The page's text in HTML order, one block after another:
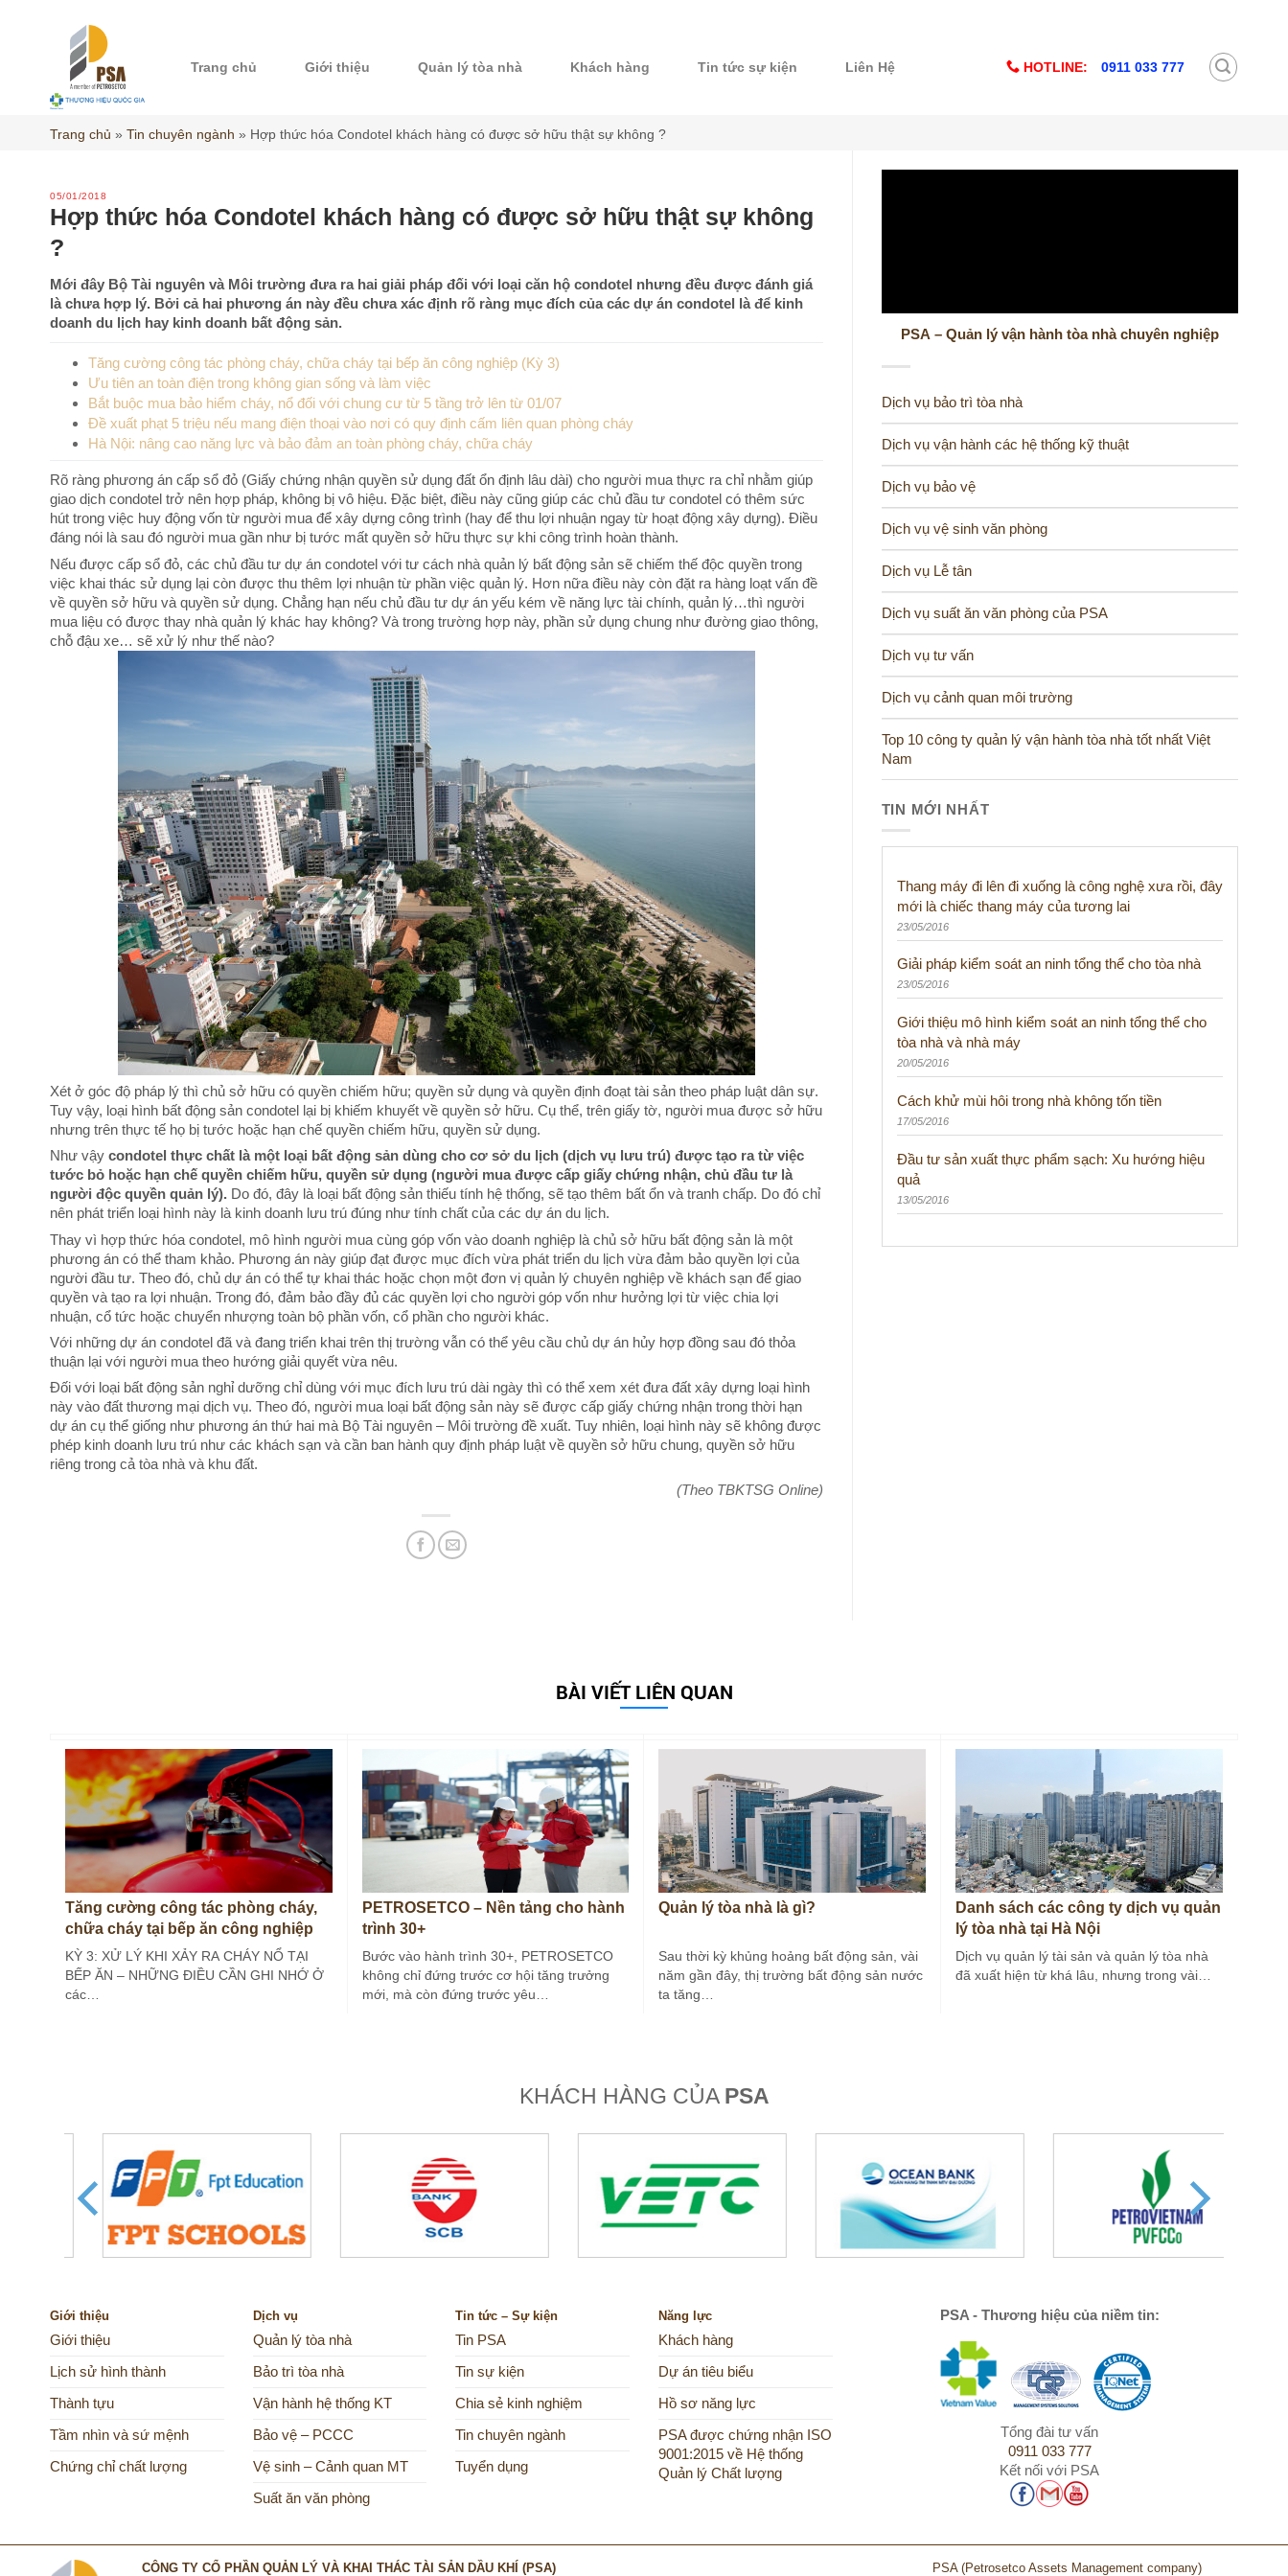
Trang chủ Giới thiệu Quản lý tòa nhà Khách hàng Tin tức sự kiện Liên Hệ HOTLINE: 0911 033 777
Trang chủ » Tin chuyên ngành » Hợp thức hóa Condotel khách hàng có được sở hữu thật sự không ?
05/01/2018
Hợp thức hóa Condotel khách hàng có được sở hữu thật sự không
?
Mới đây Bộ Tài nguyên và Môi trường đưa ra hai giải pháp đối với loại căn hộ condotel nhưng đều được đánh giá
là chưa hợp lý. Bởi cả hai phương án này đều chưa xác định rõ ràng mục đích của các dự án condotel là để kinh
doanh du lịch hay kinh doanh bất động sản.
Tăng cường công tác phòng cháy, chữa cháy tại bếp ăn công nghiệp (Kỳ 3)
Ưu tiên an toàn điện trong không gian sống và làm việc
Bắt buộc mua bảo hiểm cháy, nổ đối với chung cư từ 5 tầng trở lên từ 01/07
Đề xuất phạt 5 triệu nếu mang điện thoại vào nơi có quy định cấm liên quan phòng cháy
Hà Nội: nâng cao năng lực và bảo đảm an toàn phòng cháy, chữa cháy
Rõ ràng phương án cấp sổ đỏ (Giấy chứng nhận quyền sử dụng đất ổn định lâu dài) cho người mua thực ra chỉ nhằm giúp
giao dịch condotel trở nên hợp pháp, không bị vô hiệu. Đặc biệt, điều này cũng giúp các chủ đầu tư condotel có thêm sức
hút trong việc huy động vốn từ người mua để xây dựng công trình (hay để thu lợi nhuận ngay từ hoạt động xây dựng). Điều
đáng nói là sau đó người mua gần như bị tước mất quyền sở hữu thực sự khi công trình hoàn thành.
Nếu được cấp sổ đỏ, các chủ đầu tư dự án condotel với tư cách nhà quản lý bất động sản sẽ chiếm thế độc quyền trong
việc khai thác sử dụng lại còn được thu thêm lợi nhuận từ phần việc quản lý. Hơn nữa điều này còn đặt ra hàng loạt vấn đề
về quyền sở hữu và quyền sử dụng. Chẳng hạn nếu chủ đầu tư dự án yếu kém về năng lực tài chính, quản lý…thì người
mua liệu có được thay nhà quản lý khác hay không? Và trong trường hợp này, phần sử dụng chung như đường giao thông,
chỗ đậu xe… sẽ xử lý như thế nào?
Xét ở góc độ pháp lý thì chủ sở hữu có quyền chiếm hữu; quyền sử dụng và quyền định đoạt tài sản theo pháp luật dân sự.
Tuy vậy, loại hình bất động sản condotel lại bị khiếm khuyết về quyền sở hữu. Cụ thể, trên giấy tờ, người mua được sở hữu
nhưng trên thực tế họ bị tước hoặc hạn chế quyền chiếm hữu, quyền sử dụng.
Như vậy condotel thực chất là một loại bất động sản dùng cho cơ sở du lịch (dịch vụ lưu trú) được tạo ra từ việc
tước bỏ hoặc hạn chế quyền chiếm hữu, quyền sử dụng (người mua được cấp giấy chứng nhận, chủ đầu tư là
người độc quyền quản lý). Do đó, đây là loại bất động sản thiếu tính hệ thống, sẽ tạo thêm bất ổn và tranh chấp. Do đó chỉ
nên phát triển loại hình này là kinh doanh lưu trú đúng như tính chất của các dự án du lịch.
Thay vì hợp thức hóa condotel, mô hình người mua cùng góp vốn vào doanh nghiệp là chủ sở hữu bất động sản là một
phương án có thể tham khảo. Phương án này giúp đạt được mục đích vừa phát triển du lịch vừa đảm bảo quyền lợi của
người đầu tư. Theo đó, chủ dự án có thể tự khai thác hoặc chọn một đơn vị quản lý chuyên nghiệp về khách sạn để giao
quyền và tạo ra lợi nhuận. Trong đó, đảm bảo đầy đủ các quyền lợi cho người góp vốn như hưởng lợi từ việc chia lợi
nhuận, cổ tức hoặc chuyển nhượng toàn bộ phần vốn, cổ phần cho người khác.
Với những dự án condotel đã và đang triển khai trên thị trường vẫn có thể yêu cầu chủ dự án hủy hợp đồng sau đó thỏa
thuận lại với người mua theo hướng giải quyết vừa nêu.
Đối với loại bất động sản nghỉ dưỡng chỉ dùng với mục đích lưu trú dài ngày thì có thể xem xét đưa đất xây dựng loại hình
này vào đất thương mại dịch vụ. Theo đó, người mua loại bất động sản này sẽ được cấp giấy chứng nhận trong thời hạn
dự án cụ thể giống như phương án thứ hai mà Bộ Tài nguyên – Môi trường đề xuất. Tuy nhiên, loại hình này sẽ không được
phép kinh doanh lưu trú như các khách sạn và cần ban hành quy định pháp luật về quyền sở hữu chung, quyền sở hữu
riêng trong cả tòa nhà và khu đất.
(Theo TBKTSG Online)
PSA – Quản lý vận hành tòa nhà chuyên nghiệp
Dịch vụ bảo trì tòa nhà
Dịch vụ vận hành các hệ thống kỹ thuật
Dịch vụ bảo vệ
Dịch vụ vệ sinh văn phòng
Dịch vụ Lễ tân
Dịch vụ suất ăn văn phòng của PSA
Dịch vụ tư vấn
Dịch vụ cảnh quan môi trường
Top 10 công ty quản lý vận hành tòa nhà tốt nhất Việt
Nam
TIN MỚI NHẤT
Thang máy đi lên đi xuống là công nghệ xưa rồi, đây
mới là chiếc thang máy của tương lai
23/05/2016
Giải pháp kiểm soát an ninh tổng thể cho tòa nhà
23/05/2016
Giới thiệu mô hình kiểm soát an ninh tổng thể cho
tòa nhà và nhà máy
20/05/2016
Cách khử mùi hôi trong nhà không tốn tiền
17/05/2016
Đầu tư sản xuất thực phẩm sạch: Xu hướng hiệu
quả
13/05/2016
BÀI VIẾT LIÊN QUAN
Tăng cường công tác phòng cháy,
chữa cháy tại bếp ăn công nghiệp
(Kỳ 3)
KỲ 3: XỬ LÝ KHI XẢY RA CHÁY NỔ TẠI
BẾP ĂN – NHỮNG ĐIỀU CẦN GHI NHỚ Ở
các…
PETROSETCO – Nền tảng cho hành
trình 30+
Bước vào hành trình 30+, PETROSETCO
không chỉ đứng trước cơ hội tăng trưởng
mới, mà còn đứng trước yêu…
Quản lý tòa nhà là gì?
Sau thời kỳ khủng hoảng bất động sản, vài
năm gần đây, thị trường bất động sản nước
ta tăng…
Danh sách các công ty dịch vụ quản
lý tòa nhà tại Hà Nội
Dịch vụ quản lý tài sản và quản lý tòa nhà
đã xuất hiện từ khá lâu, nhưng trong vài…
KHÁCH HÀNG CỦA PSA
Giới thiệu
Giới thiệu
Lịch sử hình thành
Thành tựu
Tầm nhìn và sứ mệnh
Chứng chỉ chất lượng
Dịch vụ
Quản lý tòa nhà
Bảo trì tòa nhà
Vận hành hệ thống KT
Bảo vệ – PCCC
Vệ sinh – Cảnh quan MT
Suất ăn văn phòng
Tin tức – Sự kiện
Tin PSA
Tin sự kiện
Chia sẻ kinh nghiệm
Tin chuyên ngành
Tuyển dụng
Năng lực
Khách hàng
Dự án tiêu biểu
Hồ sơ năng lực
PSA được chứng nhận ISO
9001:2015 về Hệ thống
Quản lý Chất lượng
PSA - Thương hiệu của niềm tin:
Tổng đài tư vấn
0911 033 777
Kết nối với PSA
PSA (Petrosetco Assets Management company)
CÔNG TY CỔ PHẦN QUẢN LÝ VÀ KHAI THÁC TÀI SẢN DẦU KHÍ (PSA)